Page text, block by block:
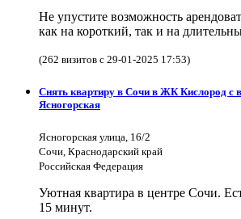
Не упустите возможность
как на короткий, так и на
(262 визитов с 29-01-2025 17:53)
Снять квартиру в Сочи в ЖК Кислород с
Ясногорская
Ясногорская улица, 16/2
Сочи, Краснодарский край
Российская Федерация
Уютная квартира в центре Сочи.
15 минут.